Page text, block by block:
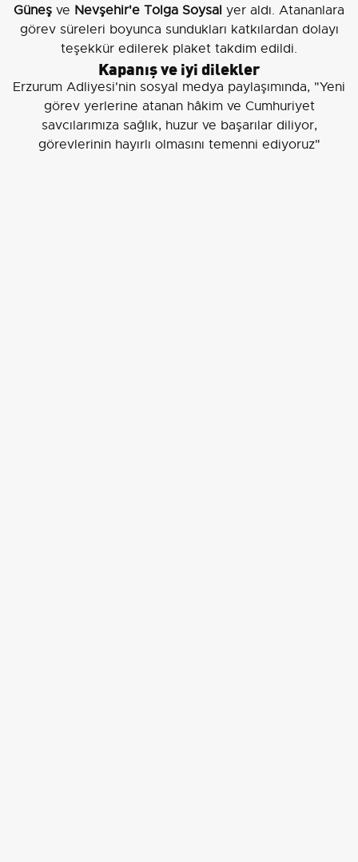
Güneş ve Nevşehir'e Tolga Soysal yer aldı. Atananlara
görev süreleri boyunca sundukları katkılardan dolayı
teşekkür edilerek plaket takdim edildi.
Kapanış ve iyi dilekler
Erzurum Adliyesi'nin sosyal medya paylaşımında, "Yeni
görev yerlerine atanan hâkim ve Cumhuriyet
savcılarımıza sağlık, huzur ve başarılar diliyor,
görevlerinin hayırlı olmasını temenni ediyoruz"